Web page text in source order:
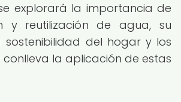
explorará la importancia de
y reutilización de agua, su
del hogar y los
conlleva la aplicación de estas